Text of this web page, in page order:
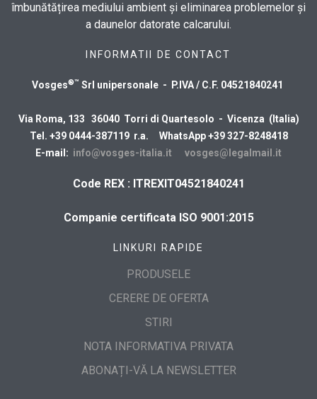
îmbunătățirea mediului ambient și eliminarea problemelor și
a daunelor datorate calcarului.
INFORMATII DE CONTACT
Vosges®™ Srl unipersonale - P.IVA / C.F. 04521840241
Via Roma, 133 36040 Torri di Quartesolo - Vicenza (Italia)
Tel. +39 0444-387119 r.a. WhatsApp +39 327-8248418
E-mail: info@vosges-italia.it vosges@legalmail.it
Code REX : ITREXIT04521840241
Companie certificata ISO 9001:2015
LINKURI RAPIDE
PRODUSELE
CERERE DE OFERTA
STIRI
NOTA INFORMATIVA PRIVATA
ABONAȚI-VĂ LA NEWSLETTER